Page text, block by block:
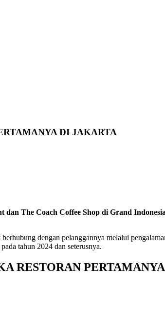
DI JAKARTA
The Coach Coffee Shop di Grand
dengan pelanggannya melalui
tahun 2024 dan seterusnya.
RESTORAN